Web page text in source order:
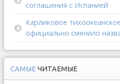
соглашения с Испанией
Карликовое
официально сменило
САМЫЕ ЧИТАЕМЫЕ